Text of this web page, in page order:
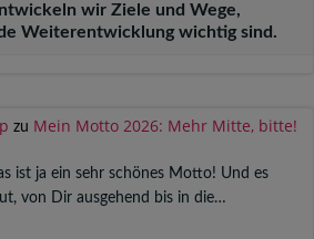
wir Ziele und Wege,
Weiterentwicklung wichtig sind.
zu Mein Motto 2026: Mehr Mitte, bitte!
ist ja ein sehr schönes Motto! Und es
von Dir ausgehend bis in die…